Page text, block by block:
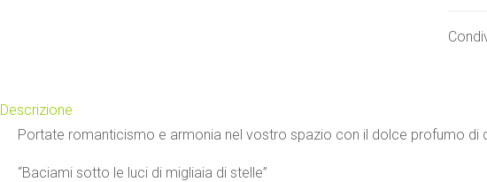
Descrizione
Portate romanticismo e armonia nel vostro spazio con il dolce profumo di
“Baciami sotto le luci di migliaia di stelle”